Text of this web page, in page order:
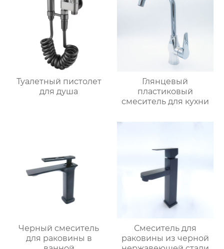
Туалетный пистолет
для душа
Глянцевый
пластиковый
смеситель для кухни
Черный смеситель
для раковины в
Смеситель для
раковины из черной